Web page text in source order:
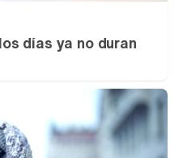
días ya no duran